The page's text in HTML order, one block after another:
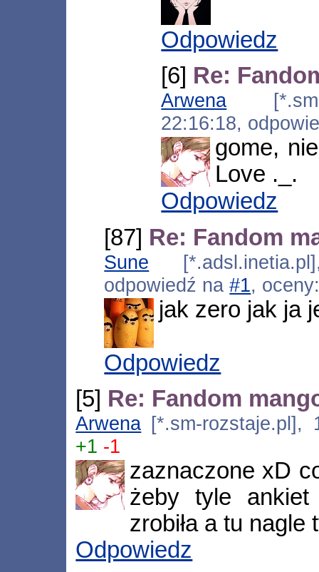
Odpowiedz
[6] Re:
Arwena [*.sm-
22:16:18,
gome,
Love ._.
Odpowiedz
[87] Re: Fandom
Sune
odpowiedź na#1,
jak zero jak ja
Odpowiedz
[5] Re: Fandom
Arwena [*.sm-rozstaje.pl],
+1 -1
zaznaczone xD
żeby tyle
zrobiła a tu nagle
Odpowiedz